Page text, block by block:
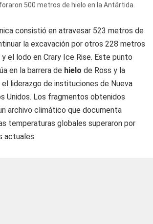
500 metros de hielo en la Antártida.
consistió en atravesar 523 metros de
la excavación por otros 228 metros
el lodo en Crary Ice Rise. Este punto
en la barrera de hielo de Ross y la
liderazgo de instituciones de Nueva
Unidos. Los fragmentos obtenidos
archivo climático que documenta
temperaturas globales superaron por
actuales.